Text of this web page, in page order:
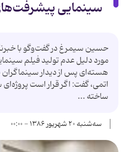
سینمایی
حسین سیمرغ در گفت‌و‌گو با
مورد دلیل عدم تولید فیلم
هسته‌ای پس از دیدار سینماگران
اتمی، گفت: اگر قرار است
ساخته ...
سه‌شنبه ۲۰ شهریور ۱۳۸۶ - ۰۰:۰۰